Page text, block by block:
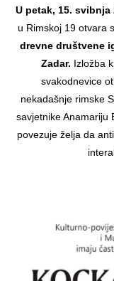
U petak, 15. svibnja
u Rimskoj 19 otvara
drevne društvene
Zadar. Izložba
svakodnevice
nekadašnje rimske
savjetnike Anamariju
povezuje želja da